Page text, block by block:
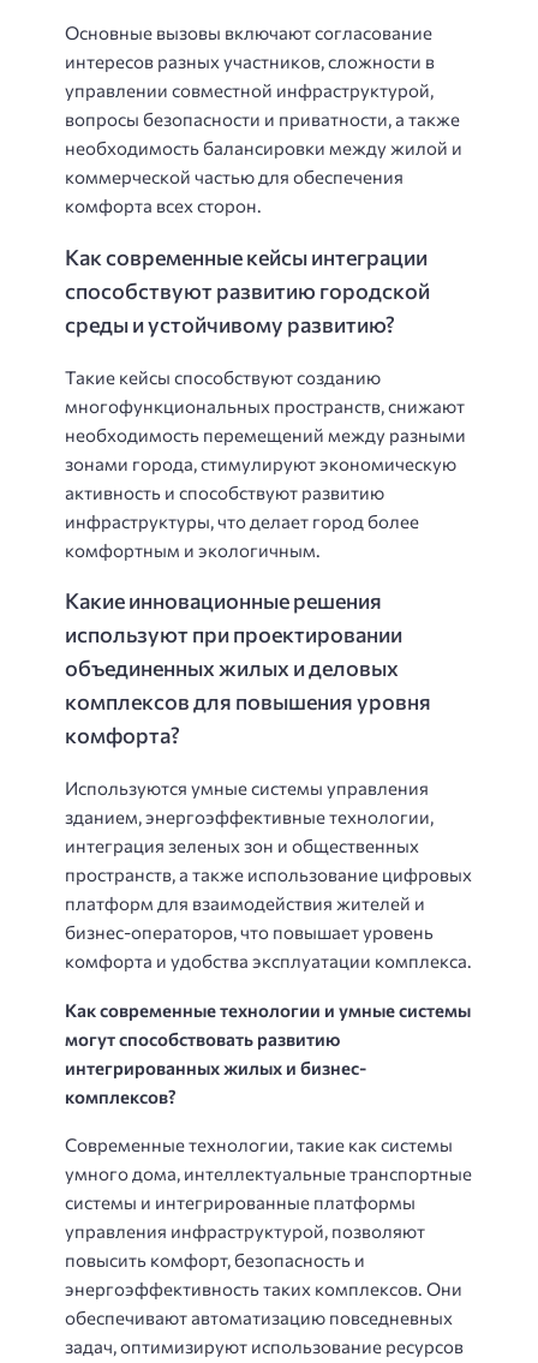
Основные вызовы включают согласование
интересов разных участников, сложности в
управлении совместной инфраструктурой,
вопросы безопасности и приватности, а также
необходимость балансировки между жилой и
коммерческой частью для обеспечения
комфорта всех сторон.
Как современные кейсы интеграции
способствуют развитию городской
среды и устойчивому развитию?
Такие кейсы способствуют созданию
многофункциональных пространств, снижают
необходимость перемещений между разными
зонами города, стимулируют экономическую
активность и способствуют развитию
инфраструктуры, что делает город более
комфортным и экологичным.
Какие инновационные решения
используют при проектировании
объединенных жилых и деловых
комплексов для повышения уровня
комфорта?
Используются умные системы управления
зданием, энергоэффективные технологии,
интеграция зеленых зон и общественных
пространств, а также использование цифровых
платформ для взаимодействия жителей и
бизнес-операторов, что повышает уровень
комфорта и удобства эксплуатации комплекса.
Как современные технологии и умные системы
могут способствовать развитию
интегрированных жилых и бизнес-
комплексов?
Современные технологии, такие как системы
умного дома, интеллектуальные транспортные
системы и интегрированные платформы
управления инфраструктурой, позволяют
повысить комфорт, безопасность и
энергоэффективность таких комплексов. Они
обеспечивают автоматизацию повседневных
задач, оптимизируют использование ресурсов